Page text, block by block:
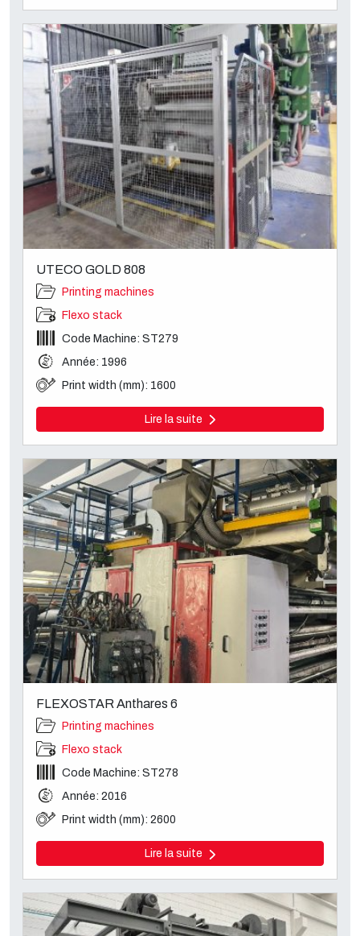
UTECO GOLD 808
Printing machines
Flexo stack
Code Machine: ST279
Année: 1996
Print width (mm): 1600
Lire la suite
FLEXOSTAR Anthares 6
Printing machines
Flexo stack
Code Machine: ST278
Année: 2016
Print width (mm): 2600
Lire la suite